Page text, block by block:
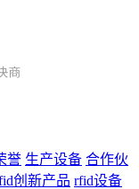
誉 生产设备 合作伙
创新产品 rfid设备